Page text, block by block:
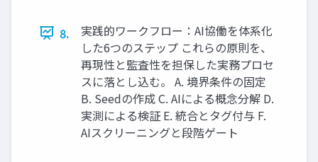
8.
実践的ワークフロー：AI協働を体系化
した6つのステップ これらの原則を、
再現性と監査性を担保した実務プロセ
スに落とし込む。 A. 境界条件の固定
B. Seedの作成 C. AIによる概念分解 D.
実測による検証 E. 統合とタグ付与 F.
AIスクリーニングと段階ゲート